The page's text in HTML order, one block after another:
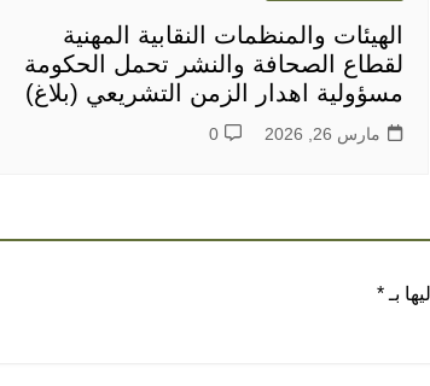
الهيئات والمنظمات النقابية المهنية
لقطاع الصحافة والنشر تحمل الحكومة
مسؤولية اهدار الزمن التشريعي (بلاغ)
مارس 26, 2026 0
بـ *